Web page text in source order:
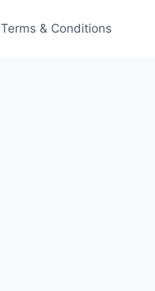
Terms & Conditions